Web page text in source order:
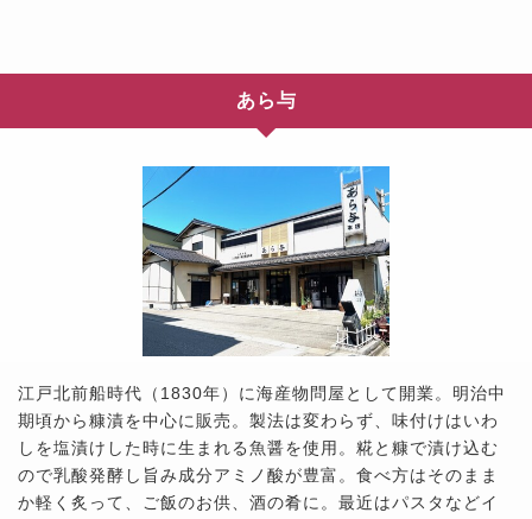
あら与
江戸北前船時代（1830年）に海産物問屋として開業。明治中
期頃から糠漬を中心に販売。製法は変わらず、味付けはいわ
しを塩漬けした時に生まれる魚醤を使用。糀と糠で漬け込む
ので乳酸発酵し旨み成分アミノ酸が豊富。食べ方はそのまま
か軽く炙って、ご飯のお供、酒の肴に。最近はパスタなどイ